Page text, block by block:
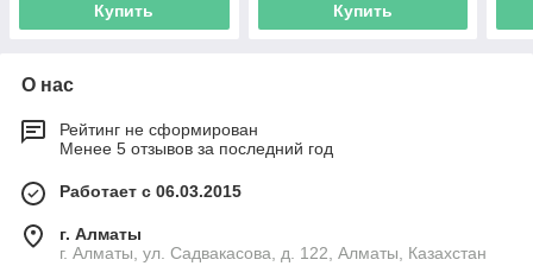
Купить Купить
О нас
Рейтинг не сформирован
Менее 5 отзывов за последний год
Работает с 06.03.2015
г. Алматы
г. Алматы, ул. Садвакасова, д. 122, Алматы, Казахстан